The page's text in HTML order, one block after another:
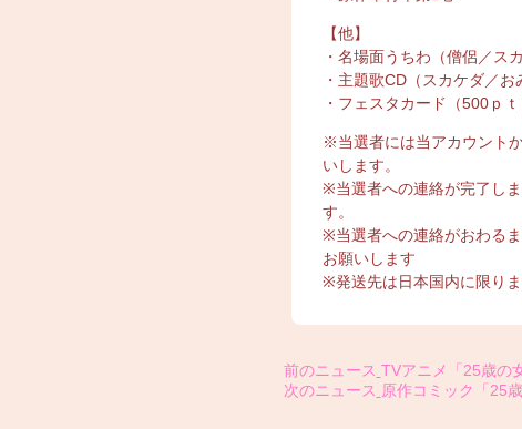
【他】
・名場面うちわ（僧侶／スカ
・主題歌CD（スカケダ／お
・フェスタカード（500ｐｔ
※当選者には当アカウント
いします。
※当選者への連絡が完了し
す。
※当選者への連絡がおわる
お願いします
※発送先は日本国内に限り
前のニュース TVアニメ「25歳の
次のニュース 原作コミック「25